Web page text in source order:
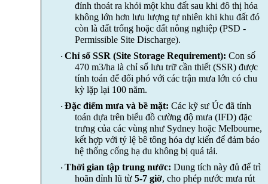
đỉnh thoát ra khỏi một khu đất sau khi đô thị hóa
không lớn hơn lưu lượng tự nhiên khi khu đất đó
còn là đất trống hoặc đất nông nghiệp (PSD -
Permissible Site Discharge).
· Chỉ số SSR (Site Storage Requirement): Con số
470 m3/ha là chỉ số lưu trữ cần thiết (SSR) được
tính toán để đối phó với các trận mưa lớn có chu
kỳ lặp lại 100 năm.
· Đặc điểm mưa và bề mặt: Các kỹ sư Úc đã tính
toán dựa trên biểu đồ cường độ mưa (IFD) đặc
trưng của các vùng như Sydney hoặc Melbourne,
kết hợp với tỷ lệ bê tông hóa dự kiến để đảm bảo
hệ thống cống hạ du không bị quá tải.
· Thời gian tập trung nước: Dung tích này đủ để trì
hoãn đỉnh lũ từ 5-7 giờ, cho phép nước mưa rút